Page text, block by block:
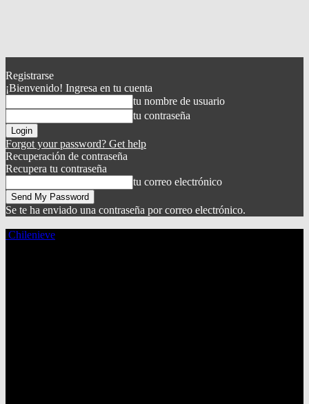
Registrarse
¡Bienvenido! Ingresa en tu cuenta
tu nombre de usuario
tu contraseña
Forgot your password? Get help
Recuperación de contraseña
Recupera tu contraseña
tu correo electrónico
Se te ha enviado una contraseña por correo electrónico.
Chilenieve